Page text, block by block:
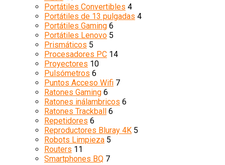
Portátiles Convertibles 4
Portátiles de 13 pulgadas 4
Portátiles Gaming 6
Portátiles Lenovo 5
Prismáticos 5
Procesadores PC 14
Proyectores 10
Pulsómetros 6
Puntos Acceso Wifi 7
Ratones Gaming 6
Ratones inálambricos 6
Ratones Trackball
6
Repetidores 6
Reproductores Bluray 4K 5
Robots Limpieza 5
Routers 11
Smartphones BQ 7